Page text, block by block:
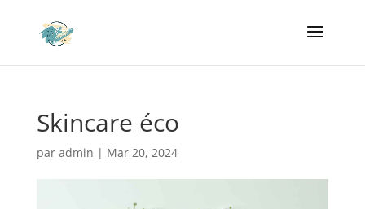
Skincare éco
par admin | Mar 20, 2024